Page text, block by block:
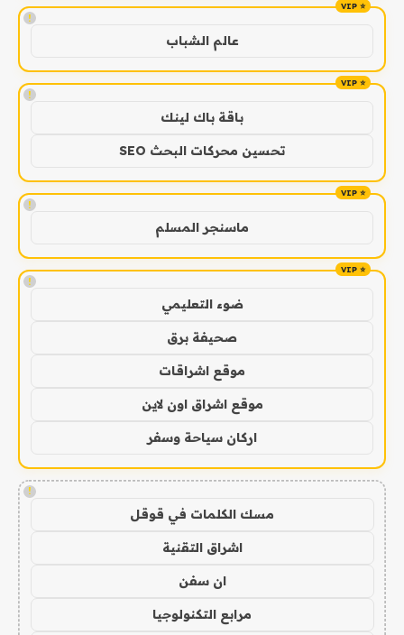
!
عالم الشباب
!
باقة باك لينك
تحسين محركات البحث SEO
!
ماسنجر المسلم
!
ضوء التعليمي
صحيفة برق
موقع اشراقات
موقع اشراق اون لاين
اركان سياحة وسفر
!
مسك الكلمات في قوقل
اشراق التقنية
ان سفن
مرابع التكنولوجيا